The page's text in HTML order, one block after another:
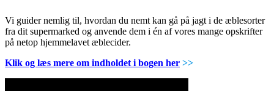
Vi guider nemlig til, hvordan du nemt kan gå på jagt i de æblesorter
fra dit supermarked og anvende dem i én af vores mange opskrifter
på netop hjemmelavet æblecider.
Klik og læs mere om indholdet i bogen her >>